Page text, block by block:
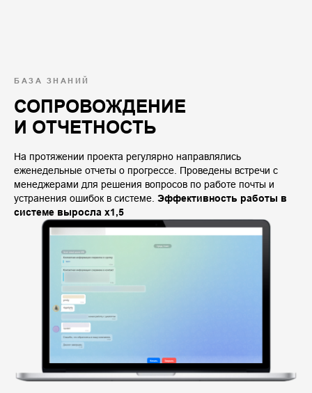
БАЗА ЗНАНИЙ
СОПРОВОЖДЕНИЕ
И ОТЧЕТНОСТЬ
На протяжении проекта регулярно направлялись
еженедельные отчеты о прогрессе. Проведены встречи с
менеджерами для решения вопросов по работе почты и
устранения ошибок в системе. Эффективность работы в
системе выросла х1,5